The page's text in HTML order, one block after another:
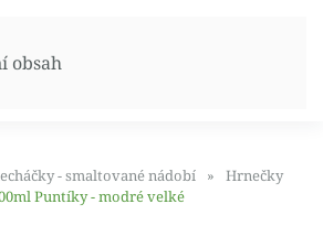
obsah
- smaltované nádobí
Hrnečky
Puntíky - modré velké